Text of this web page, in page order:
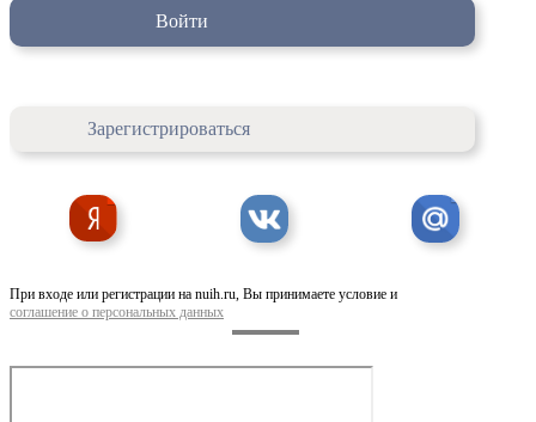
Войти
Зарегистрироваться
При входе или регистрации на nuih.ru, Вы принимаете условие и
соглашение о персональных данных